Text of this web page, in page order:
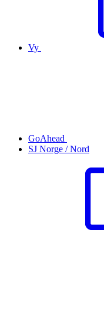
Vy
GoAhead
SJ Norge / Nord